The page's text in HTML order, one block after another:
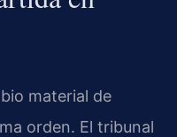
material de
orden. El tribunal